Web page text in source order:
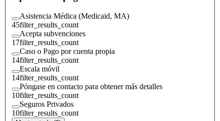
Asistencia Médica (Medicaid, MA)
45filter_results_count
Acepta subvenciones
17filter_results_count
Caso o Pago por cuenta propia
14filter_results_count
Escala móvil
14filter_results_count
Póngase en contacto para obtener más detalles
10filter_results_count
Seguros Privados
10filter_results_count